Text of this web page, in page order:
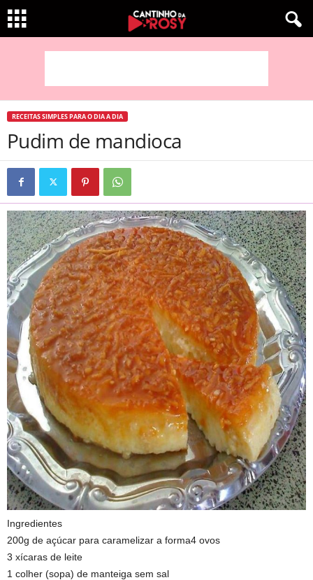
RECEITAS SIMPLES PARA O DIA A DIA
Pudim de mandioca
Ingredientes
200g de açúcar para caramelizar a forma4 ovos
3 xícaras de leite
1 colher (sopa) de manteiga sem sal